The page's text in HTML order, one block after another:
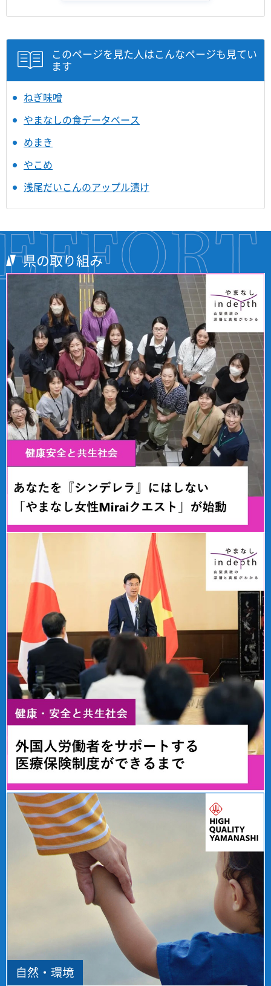
このページを見た人はこんなページも見てい
ます
ねぎ味噌
やまなしの食データベース
めまき
やこめ
浅尾だいこんのアップル漬け
県の取り組み